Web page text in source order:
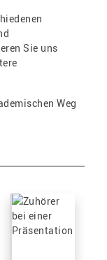
Sie uns
Weg